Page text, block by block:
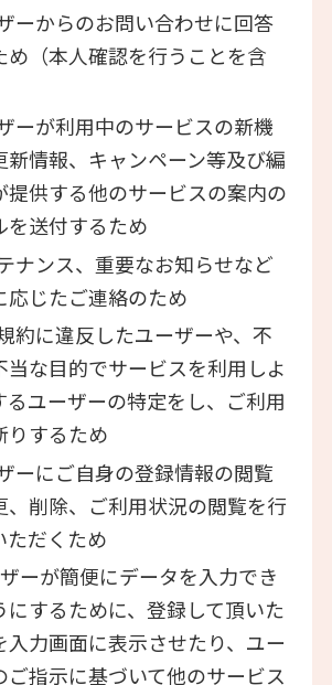
ーからのお問い合わせに回答
め（本人確認を行うことを含
ーが利用中のサービスの新機
新情報、キャンペーン等及び編
提供する他のサービスの案内の
を送付するため
ナンス、重要なお知らせなど
応じたご連絡のため
約に違反したユーザーや、不
当な目的でサービスを利用しよ
るユーザーの特定をし、ご利用
りするため
ーにご自身の登録情報の閲覧
、削除、ご利用状況の閲覧を行
ただくため
ーが簡便にデータを入力でき
にするために、登録して頂いた
入力画面に表示させたり、ユー
ご指示に基づいて他のサービス